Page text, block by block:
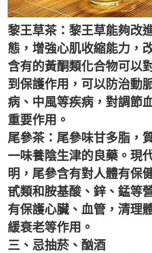
黎王草茶：黎王草能夠改
態，增強心肌收縮能力，
含有的黃酮類化合物可以
到保護作用，可以防治動
病、中風等疾病，對調節
重要作用。
尾參茶：尾參味甘多脂，
一味養陰生津的良藥。現
明，尾參含有對人體有保
甙類和胺基酸、鋅、錳等
有保護心臟、血管，清理
緩衰老等作用。
三、忌抽菸、酗酒